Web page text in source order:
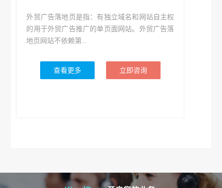
外贸广告落地页是指：有独立域名和网站自主权
的用于外贸广告推广的单页面网站。外贸广告落
地页网站不依赖第...
查看更多 立即咨询